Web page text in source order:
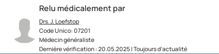
Relu médicalement par
Drs. J. Loefstop
Code Unico: 07201
Médecin généraliste
Dernière vérification : 20.05.2025 | Toujours d’actualité